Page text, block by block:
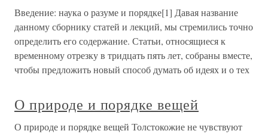
Введение: наука о разуме и порядке[1] Давая название
данному сборнику статей и лекций, мы стремились точно
определить его содержание. Статьи, относящиеся к
временному отрезку в тридцать пять лет, собраны вместе,
чтобы предложить новый способ думать об идеях и о тех
О природе и порядке вещей
О природе и порядке вещей Толстокожие не чувствуют